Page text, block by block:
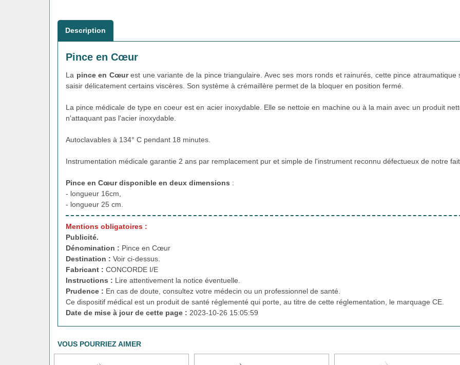
Description
Pince en Cœur
La pince en Cœurest une variante de la pince triangulaire. Avec ses mors ronds et rainurés, cette pince atraumatique
saisir délicatement certains viscères. Son système à crémaillère permet de la bloquer en position fermé.
La pince médicale de type en coeur est en acier inoxydable. Elle se nettoie en machine ou à la main avec un produit
n'attaquant pas l'acier inoxydable.
Autoclavables à 134° C pendant 18 minutes.
Instrumentation médicale garantie 2 ans par remplacement pur et simple de l'instrument reconnu défectueux de notre fait.
Pince en Cœur disponible en deux dimensions :
- longueur 16cm,
- longueur 25 cm.
Mentions obligatoires :
Publicité.
Dénomination : Pince en Cœur
Destination : Voir ci-dessus.
Fabricant : CONCORDE I/E
Instructions : Lire attentivement la notice éventuelle.
Prudence : En cas de doute, consultez votre médecin ou un professionnel de santé.
Ce dispositif médical est un produit de santé réglementé qui porte, au titre de cette réglementation, le marquage CE.
Date de mise à jour de cette page : 2023-10-26 15:05:59
VOUS POURRIEZ AIMER